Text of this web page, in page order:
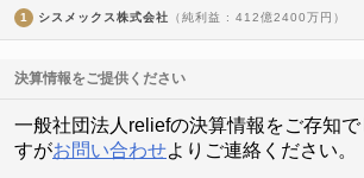
1 シスメックス株式会社 （純利益 : 412億2400万円）
決算情報をご提供ください
一般社団法人reliefの決算情報をご存知
すがお問い合わせよりご連絡ください。